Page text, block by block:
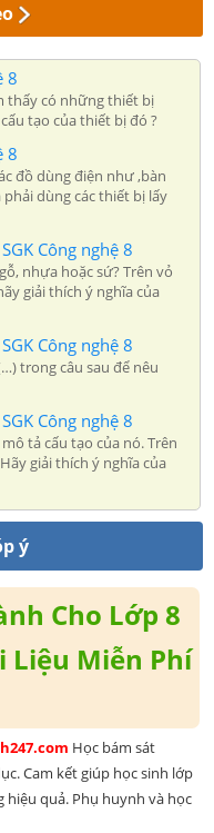
8
thấy có những thiết bị
tạo của thiết bị đó ?
8
đồ dùng điện như ,bàn
dùng các thiết bị lấy
Công nghệ 8
nhựa hoặc sứ? Trên vỏ
giải thích ý nghĩa của
Công nghệ 8
trong câu sau để nêu
Công nghệ 8
tả cấu tạo của nó. Trên
giải thích ý nghĩa của
ý
Cho Lớp 8
Liệu Miễn Phí
Học bám sát
Cam kết giúp học sinh lớp
quả. Phụ huynh và học